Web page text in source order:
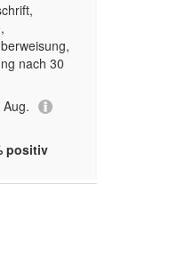
nach 30
positiv